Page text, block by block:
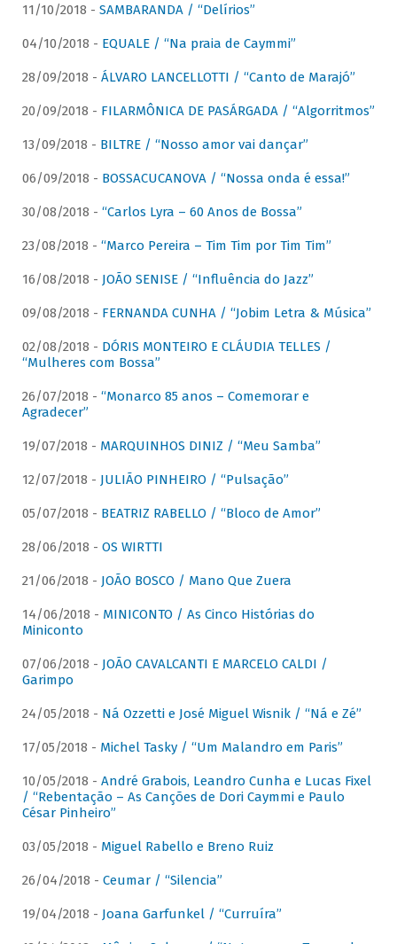
11/10/2018 - SAMBARANDA / “Delírios”
04/10/2018 - EQUALE / “Na praia de Caymmi”
28/09/2018 - ÁLVARO LANCELLOTTI / “Canto de Marajó”
20/09/2018 - FILARMÔNICA DE PASÁRGADA / “Algorritmos”
13/09/2018 - BILTRE / “Nosso amor vai dançar”
06/09/2018 - BOSSACUCANOVA / “Nossa onda é essa!”
30/08/2018 - “Carlos Lyra – 60 Anos de Bossa”
23/08/2018 - “Marco Pereira – Tim Tim por Tim Tim”
16/08/2018 - JOÃO SENISE / “Influência do Jazz”
09/08/2018 - FERNANDA CUNHA / “Jobim Letra & Música”
02/08/2018 - DÓRIS MONTEIRO E CLÁUDIA TELLES /
“Mulheres com Bossa”
26/07/2018 - “Monarco 85 anos – Comemorar e
Agradecer”
19/07/2018 - MARQUINHOS DINIZ / “Meu Samba”
12/07/2018 - JULIÃO PINHEIRO / “Pulsação”
05/07/2018 - BEATRIZ RABELLO / “Bloco de Amor”
28/06/2018 - OS WIRTTI
21/06/2018 - JOÃO BOSCO / Mano Que Zuera
14/06/2018 - MINICONTO / As Cinco Histórias do
Miniconto
07/06/2018 - JOÃO CAVALCANTI E MARCELO CALDI /
Garimpo
24/05/2018 - Ná Ozzetti e José Miguel Wisnik / “Ná e Zé”
17/05/2018 - Michel Tasky / “Um Malandro em Paris”
10/05/2018 - André Grabois, Leandro Cunha e Lucas Fixel
/ “Rebentação – As Canções de Dori Caymmi e Paulo
César Pinheiro”
03/05/2018 - Miguel Rabello e Breno Ruiz
26/04/2018 - Ceumar / “Silencia”
19/04/2018 - Joana Garfunkel / “Curruíra”